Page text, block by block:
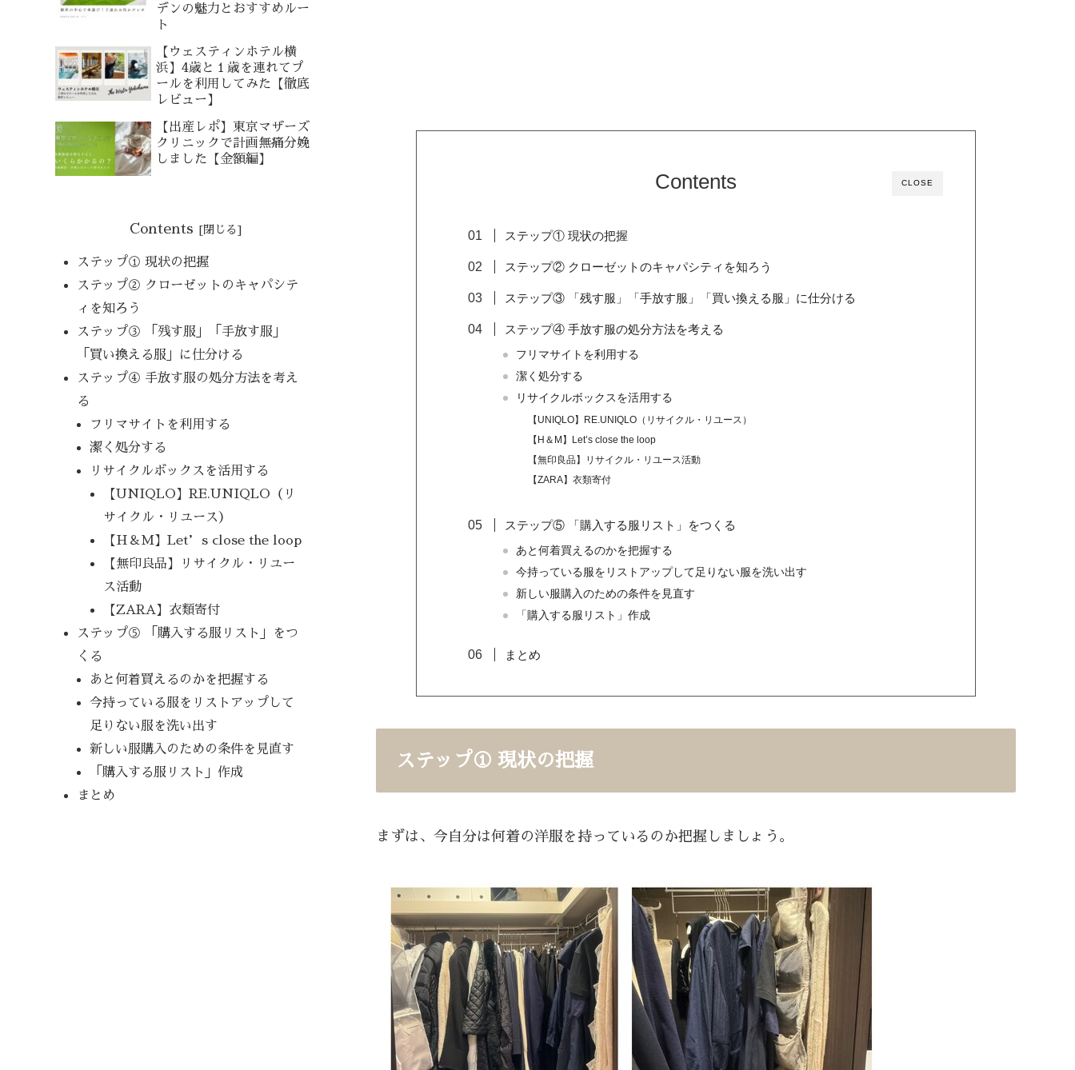
CLOSE
Contents
ステップ① 現状の把握
ステップ② クローゼットのキャパシティを知ろう
ステップ③ 「残す服」「手放す服」「買い換える服」に仕分ける
ステップ④ 手放す服の処分方法を考える
フリマサイトを利用する
潔く処分する
リサイクルボックスを活用する
【UNIQLO】RE.UNIQLO（リサイクル・リユース）
【H＆M】Let’s close the loop
【無印良品】リサイクル・リユース活動
【ZARA】衣類寄付
ステップ⑤ 「購入する服リスト」をつくる
あと何着買えるのかを把握する
今持っている服をリストアップして足りない服を洗い出す
新しい服購入のための条件を見直す
「購入する服リスト」作成
まとめ
ステップ① 現状の把握
まずは、今自分は何着の洋服を持っているのか把握しましょう。
デンの魅力とおすすめルー
ト
【ウェスティンホテル横
浜】4歳と１歳を連れてプ
ールを利用してみた【徹底
レビュー】
【出産レポ】東京マザーズ
クリニックで計画無痛分娩
しました【金額編】
Contents
ステップ① 現状の把握
ステップ② クローゼットのキャパシテ
ィを知ろう
ステップ③ 「残す服」「手放す服」
「買い換える服」に仕分ける
ステップ④ 手放す服の処分方法を考え
る
フリマサイトを利用する
潔く処分する
リサイクルボックスを活用する
【UNIQLO】RE.UNIQLO（リ
サイクル・リユース）
【H＆M】Let’s close the loop
【無印良品】リサイクル・リユー
ス活動
【ZARA】衣類寄付
ステップ⑤ 「購入する服リスト」をつ
くる
あと何着買えるのかを把握する
今持っている服をリストアップして
足りない服を洗い出す
新しい服購入のための条件を見直す
「購入する服リスト」作成
まとめ